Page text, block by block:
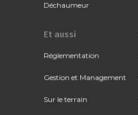
Déchaumeur
Et aussi
Réglementation
Gestion et Management
Sur le terrain